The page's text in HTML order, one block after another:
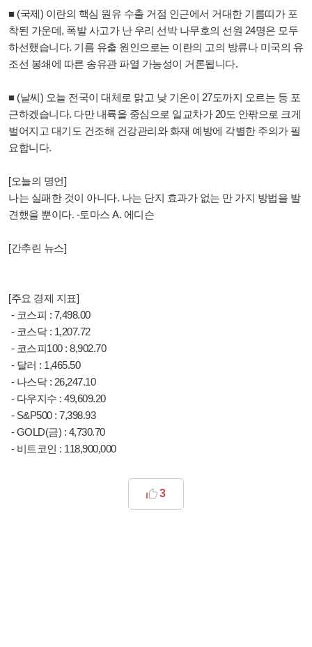
■ (국제) 이란의 핵심 원유 수출 거점 인근에서 거대한 기름띠가 포
착된 가운데, 폭발 사고가 난 우리 선박 나무호의 선원 24명은 모두
하선했습니다. 기름 유출 원인으로는 이란의 고의 방류나 미국의 유
조선 봉쇄에 따른 송유관 파열 가능성이 거론됩니다.
■ (날씨) 오늘 전국이 대체로 맑고 낮 기온이 27도까지 오르는 등 포
근하겠습니다. 다만 내륙을 중심으로 일교차가 20도 안팎으로 크게
벌어지고 대기도 건조해 건강관리와 화재 예방에 각별한 주의가 필
요합니다.
[오늘의 명언]
나는 실패한 것이 아니다. 나는 단지 효과가 없는 만 가지 방법을 발
견했을 뿐이다. -토마스 A. 에디슨
[간추린 뉴스]
[주요 경제 지표]
- 코스피 : 7,498.00
- 코스닥 : 1,207.72
- 코스피100 : 8,902.70
- 달러 : 1,465.50
- 나스닥 : 26,247.10
- 다우지수 : 49,609.20
- S&P500 : 7,398.93
- GOLD(금) : 4,730.70
- 비트코인 : 118,900,000
3